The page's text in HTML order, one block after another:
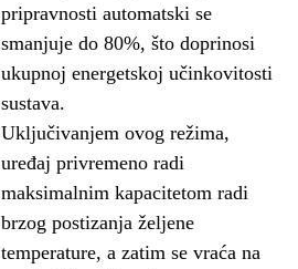
pripravnosti automatski se
smanjuje do 80%, što doprinosi
ukupnoj energetskoj učinkovitosti
sustava.
Uključivanjem ovog režima,
uređaj privremeno radi
maksimalnim kapacitetom radi
brzog postizanja željene
temperature, a zatim se vraća na